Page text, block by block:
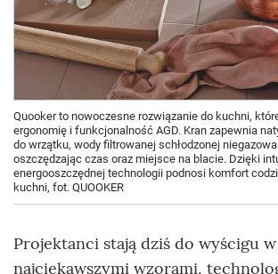
Quooker to nowoczesne rozwiązanie do kuchni,
ergonomię i funkcjonalność AGD. Kran zapewnia
do wrzątku, wody filtrowanej schłodzonej
oszczędzając czas oraz miejsce na blacie. Dzięki
energooszczędnej technologii podnosi komfort
kuchni, fot. QUOOKER
Projektanci stają dziś do wyścigu
najciekawszymi wzorami,